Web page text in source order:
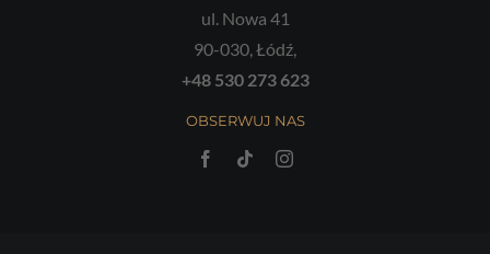
ul. Nowa 41
90-030, Łódź,
+48 530 273 623
OBSERWUJ NAS